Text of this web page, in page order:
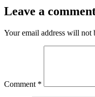
Leave a
Your email address will not
Comment *